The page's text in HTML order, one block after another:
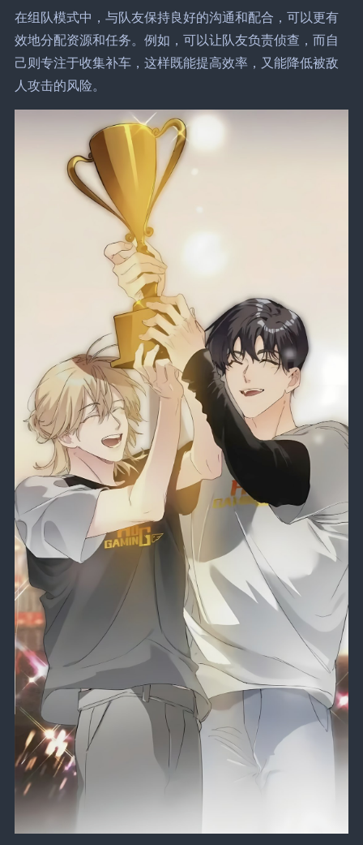
在组队模式中，与队友保持良好的沟通和配合，可以更有
效地分配资源和任务。例如，可以让队友负责侦查，而自
己则专注于收集补车，这样既能提高效率，又能降低被敌
人攻击的风险。